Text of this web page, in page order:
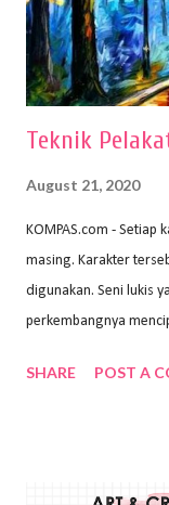
ideal digunakan untuk
menggunakan pen...
Teknik
August 21, 2020
KOMPAS.com - Setiap
masing. Karakter
digunakan. Seni lukis
perkembangnya
Wayan Kun Adnyana,
SHARE POST A